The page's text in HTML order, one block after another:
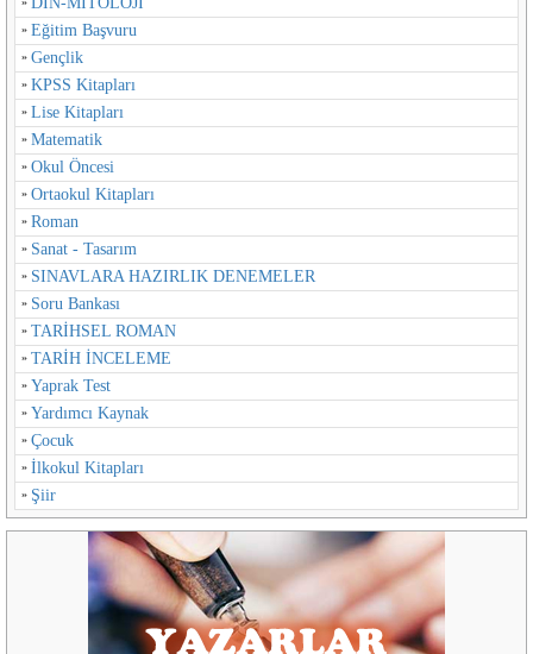
Eğitim Başvuru
Gençlik
KPSS Kitapları
Lise Kitapları
Matematik
Okul Öncesi
Ortaokul Kitapları
Roman
Sanat - Tasarım
SINAVLARA HAZIRLIK DENEMELER
Soru Bankası
TARİHSEL ROMAN
TARİH İNCELEME
Yaprak Test
Yardımcı Kaynak
Çocuk
İlkokul Kitapları
Şiir